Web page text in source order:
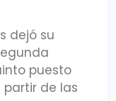
dejó su
puesto
partir de las